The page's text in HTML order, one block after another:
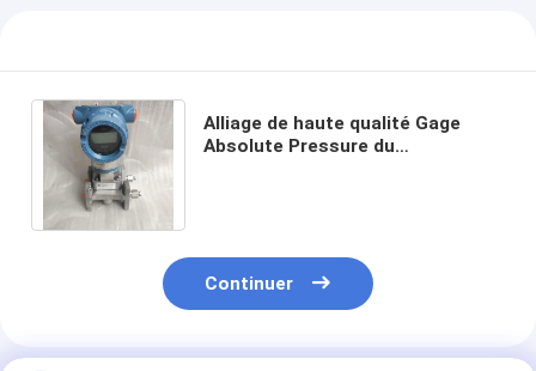
Alliage de haute qualité Gage
Absolute Pressure du
Continuer